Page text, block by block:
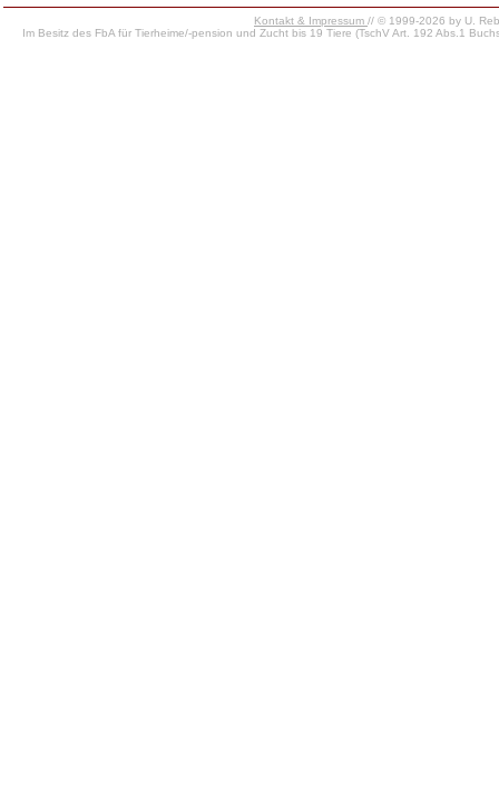
Kontakt & Impressum // © 1999-2026 by U.
Im Besitz des FbA für Tierheime/-pension und Zucht bis 19 Tiere (TschV Art. 192 Abs.1